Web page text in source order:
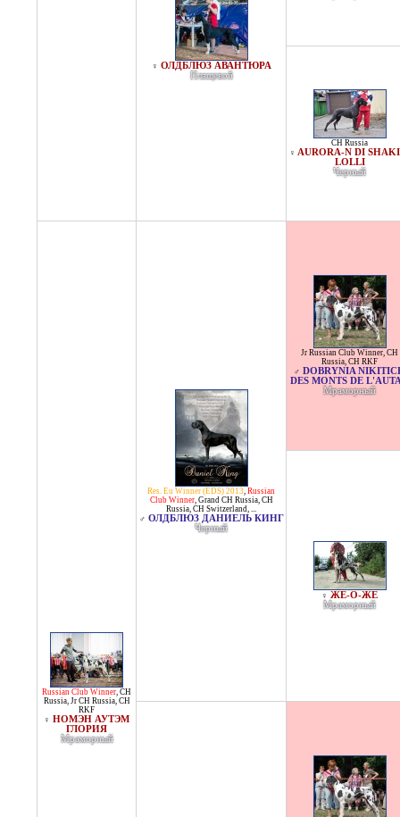
♀ ОЛДБЛЮЗ АВАНТЮРА
Плащевой
CH Russia
♀ AURORA-N DI
LOLLI
Черный
Russian Club Winner, CH
Russia, Jr CH Russia, CH
RKF
♀ НОМЭН АУТЭМ
ГЛОРИЯ
Мраморный
Res. Eu Winner (EDS) 2013, Russian
Club Winner, Grand CH Russia, CH
Russia, CH Switzerland, ...
♂ ОЛДБЛЮЗ ДАНИЕЛЬ КИНГ
Черный
Jr Russian Club Winner, CH
Russia, CH RKF
♂ DOBRYNIA
DES MONTS DE
Мраморный
♀ ЖЕ-О-ЖЕ
Мраморный